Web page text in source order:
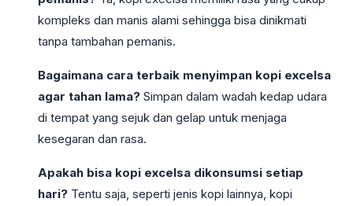
kompleks dan manis alami sehingga bisa dinikmati
tanpa tambahan pemanis.
Bagaimana cara terbaik menyimpan kopi excelsa
agar tahan lama? Simpan dalam wadah kedap udara
di tempat yang sejuk dan gelap untuk menjaga
kesegaran dan rasa.
Apakah bisa kopi excelsa dikonsumsi setiap
hari? Tentu saja, seperti jenis kopi lainnya, kopi